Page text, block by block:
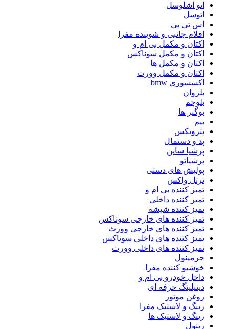
اتو اشلوسل
اتوسل
اس تی پی
اقلام جانبی و شوینده مفرا
اکتان و مکمل بی ام و
اکتان و مکمل سوناکس
اکتان و مکمل ها
اکتان و مکمل وورث
اکسسوری bmw
بلزوان
بلوچم
بوگیر ها
بیم
پتروتکس
پد و دستمال
پرشیا ساین
پرشیاتو
پولیش های دستی
ترتل واکس
تمیز کننده بی ام و
تمیز کننده داخلی
تمیز کننده شیشه
تمیز کننده های خارجی سوناکس
تمیز کننده های خارجی وورث
تمیز کننده های داخلی سوناکس
تمیز کننده های داخلی وورث
جرمینول
خوشبو کننده مفرا
داخل خودرو بی ام و
دیتیلینگ حرفه ای
روغن موتور
رینگ و لاستیک مفرا
رینگ و لاستیک ها
رینول